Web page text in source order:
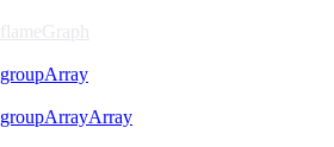
flameGraph
groupArray
groupArrayArray